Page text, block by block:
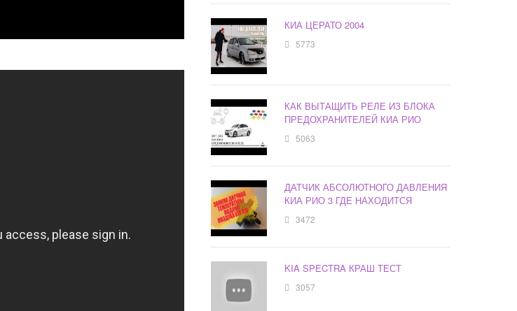
КИА ЦЕРАТО 2004
5773
КАК ВЫТАЩИТЬ РЕЛЕ ИЗ БЛОКА
ПРЕДОХРАНИТЕЛЕЙ КИА РИО
5063
ДАТЧИК АБСОЛЮТНОГО ДАВЛЕНИЯ
КИА РИО 3 ГДЕ НАХОДИТСЯ
3472
KIA SPECTRA КРАШ ТЕСТ
3057